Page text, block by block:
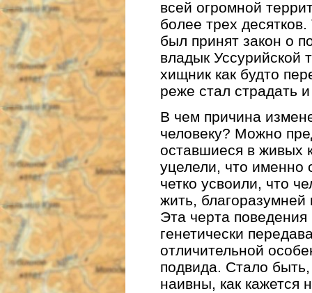
всей огромной
более трех
был принят закон о
владык Уссурийской
хищник как будто
реже стал страдать
В чем причина
человеку? Можно
оставшиеся в живых
уцелели, что именно
четко усвоили, что
жить, благоразумней
Эта черта поведения
генетически
отличительной
подвида. Стало
наивны, как кажется